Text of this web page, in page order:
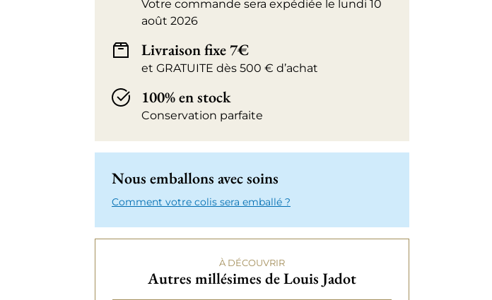
Votre commande sera expédiée le lundi 10
août 2026
Livraison fixe 7€
et GRATUITE dès 500 € d’achat
100% en stock
Conservation parfaite
Nous emballons avec soins
Comment votre colis sera emballé ?
À DÉCOUVRIR
Autres millésimes de Louis Jadot